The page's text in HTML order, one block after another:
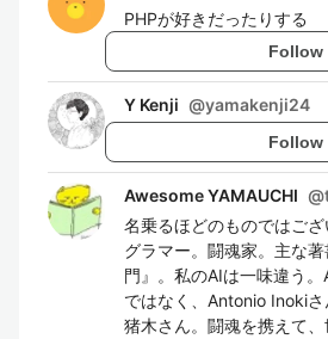
PHPが好きだったりする
Follow
Y Kenji @yamakenji24
Follow
Awesome YAMAUCHI @
名乗るほどのものではご
グラマー。闘魂家。主な
門』。私のAIは一味違う
ではなく、Antonio Inokiさ
猪木さん。闘魂を携えて